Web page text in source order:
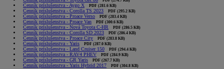
Cenník príslušenstva - Aygo X PDF (281.6 KB)
Cenník príslušenstva - Corolla TS 2023 PDF (295.2 KB)
Cenník príslušenstva - Proace Verso PDF (283.4 KB)
Cenník príslušenstva - Proace Van PDF (300.6 KB)
Cenník príslušenstva - Nová Toyota C-HR PDF (286.5 KB)
Cenník príslušenstva - Corolla SD 2023 PDF (286.4 KB)
Cenník príslušenstva - Proace City PDF (283.8 KB)
Cenník príslušenstva - Yaris PDF (287.0 KB)
Cenník príslušenstva - Land Cruiser 150 PDF (294.4 KB)
Cenník príslušenstva - RAV4 PHEV PDF (284.9 KB)
Cenník príslušenstva - GR Yaris PDF (267.7 KB)
Cenník príslušenstva - Yaris Hybrid 2017 PDF (304.8 KB)